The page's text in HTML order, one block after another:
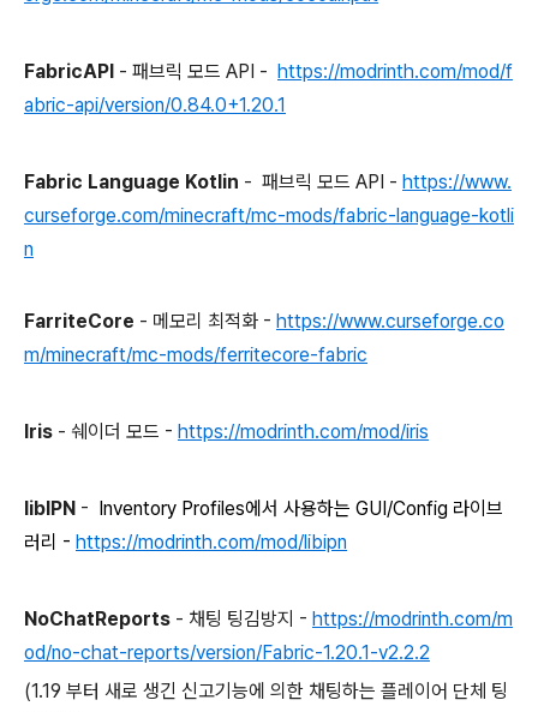
FabricAPI - 패브릭 모드 API - https://modrinth.com/mod/f
abric-api/version/0.84.0+1.20.1
Fabric Language Kotlin - 패브릭 모드 API - https://www.
curseforge.com/minecraft/mc-mods/fabric-language-kotli
n
FarriteCore - 메모리 최적화 - https://www.curseforge.co
m/minecraft/mc-mods/ferritecore-fabric
Iris - 쉐이더 모드 - https://modrinth.com/mod/iris
libIPN - Inventory Profiles에서 사용하는 GUI/Config 라이브
러리 - https://modrinth.com/mod/libipn
NoChatReports - 채팅 팅김방지 - https://modrinth.com/m
od/no-chat-reports/version/Fabric-1.20.1-v2.2.2
(1.19 부터 새로 생긴 신고기능에 의한 채팅하는 플레이어 단체 팅